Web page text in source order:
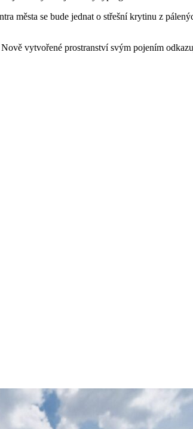
města se bude jednat o střešní krytinu z
vytvořené prostranství svým pojením